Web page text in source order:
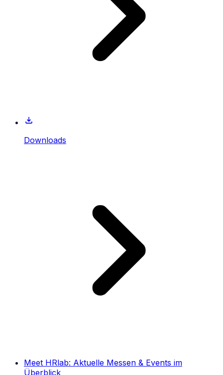
Downloads
Meet HRlab: Aktuelle Messen & Events im
Überblick